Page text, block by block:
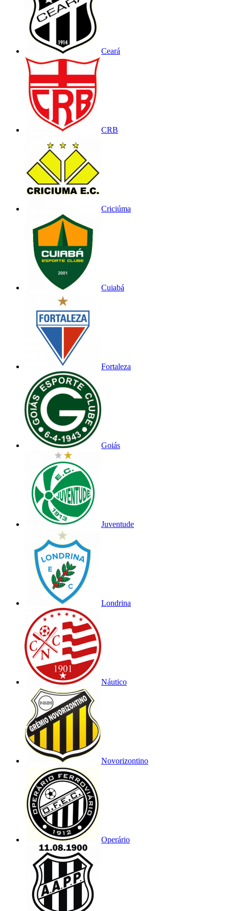
Ceará
CRB
Criciúma
Cuiabá
Fortaleza
Goiás
Juventude
Londrina
Náutico
Novorizontino
Operário